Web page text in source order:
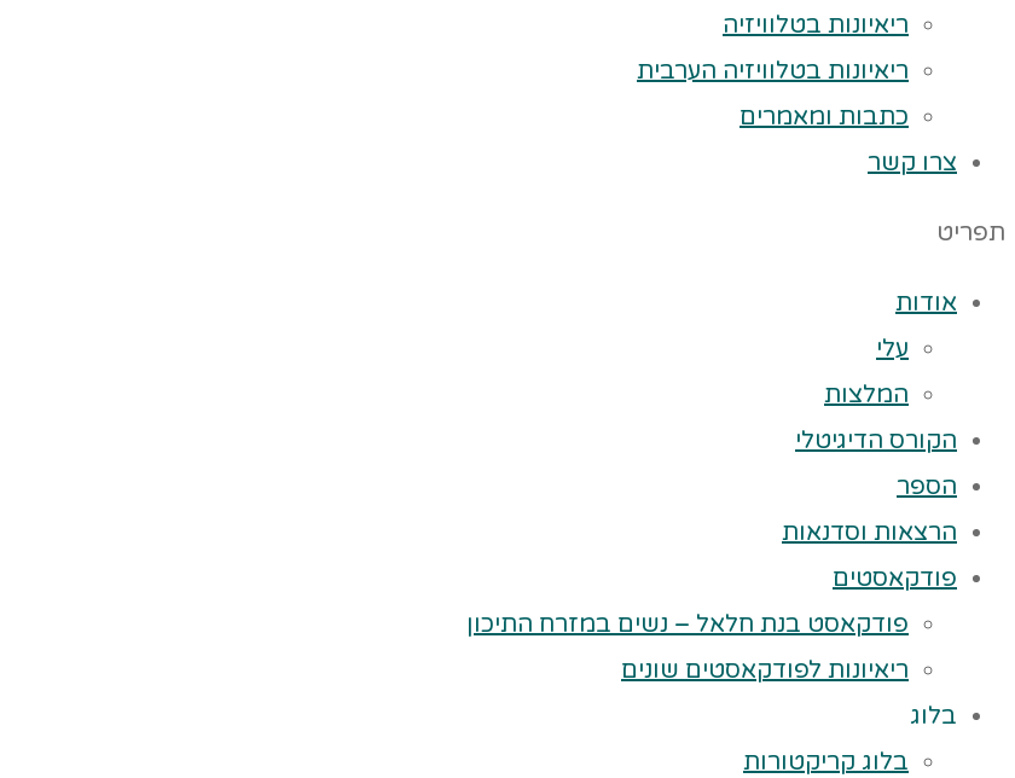
ריאיונות בטלוויזיה
ריאיונות בטלוויזיה הערבית
כתבות ומאמרים
צרו קשר
תפריט
אודות
עלי
המלצות
הקורס הדיגיטלי
הספר
הרצאות וסדנאות
פודקאסטים
פודקאסט בנת חלאל – נשים במזרח התיכון
ריאיונות לפודקאסטים שונים
בלוג
בלוג קריקטורות